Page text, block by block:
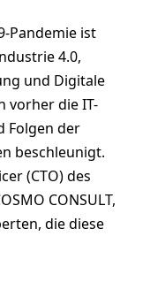
Pandemie ist
4.0,
und Digitale
vorher die IT-
Folgen der
beschleunigt.
(CTO) des
CONSULT,
die diese